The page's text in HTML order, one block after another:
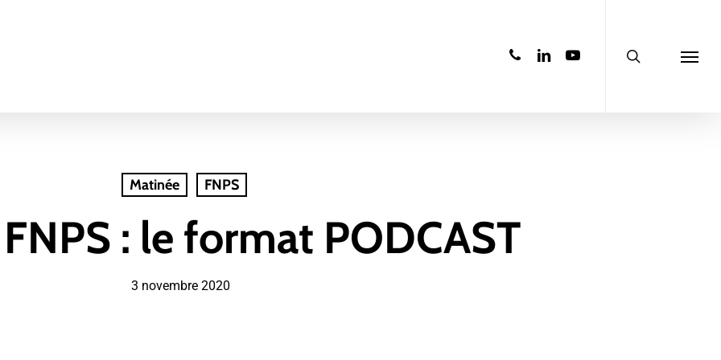
Menu
linkedin youtube
phone
Matinée FNPS
: le format PODCAST
3 novembre 2020